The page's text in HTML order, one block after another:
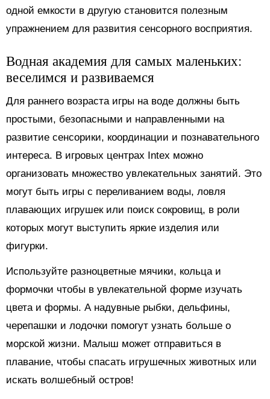
одной емкости в другую становится полезным
упражнением для развития сенсорного восприятия.
Водная академия для самых маленьких:
веселимся и развиваемся
Для раннего возраста игры на воде должны быть
простыми, безопасными и направленными на
развитие сенсорики, координации и познавательного
интереса. В игровых центрах Intex можно
организовать множество увлекательных занятий. Это
могут быть игры с переливанием воды, ловля
плавающих игрушек или поиск сокровищ, в роли
которых могут выступить яркие изделия или
фигурки.
Используйте разноцветные мячики, кольца и
формочки чтобы в увлекательной форме изучать
цвета и формы. А надувные рыбки, дельфины,
черепашки и лодочки помогут узнать больше о
морской жизни. Малыш может отправиться в
плавание, чтобы спасать игрушечных животных или
искать волшебный остров!